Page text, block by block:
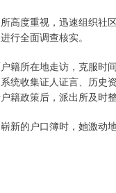
高度重视，迅速组织社
行全面调查核实。
籍所在地走访，克服时
统收集证人证言、历史
籍政策后，派出所及时
新的户口簿时，她激动